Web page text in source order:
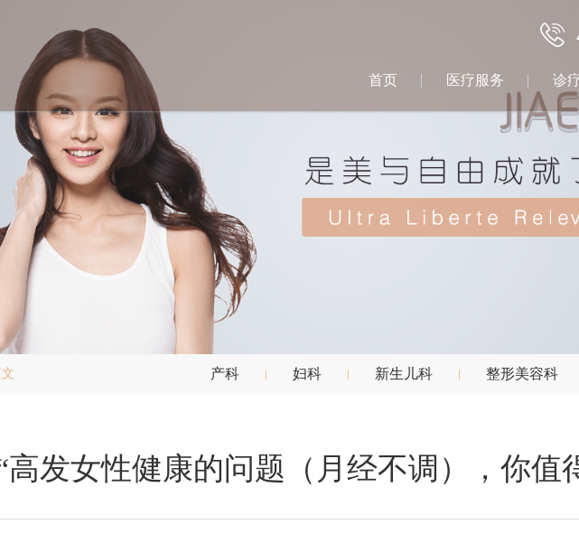
首页 医疗服务 诊
文 产科 妇科 新生儿科 整形美容科
高发女性健康的问题（月经不调），你值